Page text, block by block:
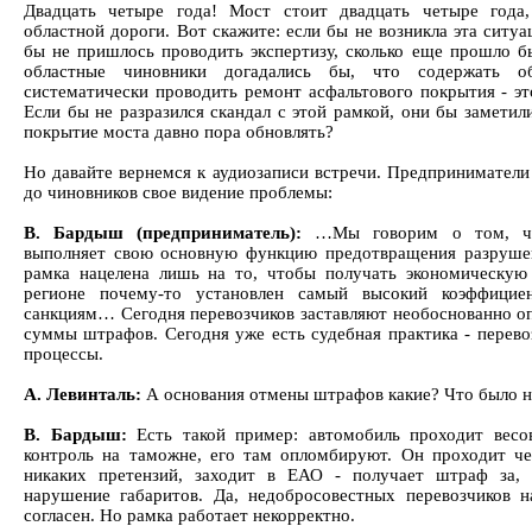
Двадцать четыре года! Мост стоит двадцать четыре года,
областной дороги. Вот скажите: если бы не возникла эта
бы не пришлось проводить экспертизу, сколько еще прошло
областные чиновники догадались бы, что содержать
систематически проводить ремонт асфальтового покрытия -
Если бы не разразился скандал с этой рамкой, они бы
покрытие моста давно пора обновлять?
Но давайте вернемся к аудиозаписи встречи.
до чиновников свое видение проблемы:
В. Бардыш (предприниматель): …Мы говорим о том,
выполняет свою основную функцию предотвращения
рамка нацелена лишь на то, чтобы получать
регионе почему-то установлен самый высокий
санкциям… Сегодня перевозчиков заставляют необоснованно
суммы штрафов. Сегодня уже есть судебная практика -
процессы.
А. Левинталь: А основания отмены штрафов какие? Что было
В. Бардыш:Есть такой пример: автомобиль проходит
контроль на таможне, его там опломбируют. Он проходит
никаких претензий, заходит в ЕАО - получает штраф за,
нарушение габаритов. Да, недобросовестных перевозчиков
согласен. Но рамка работает некорректно.